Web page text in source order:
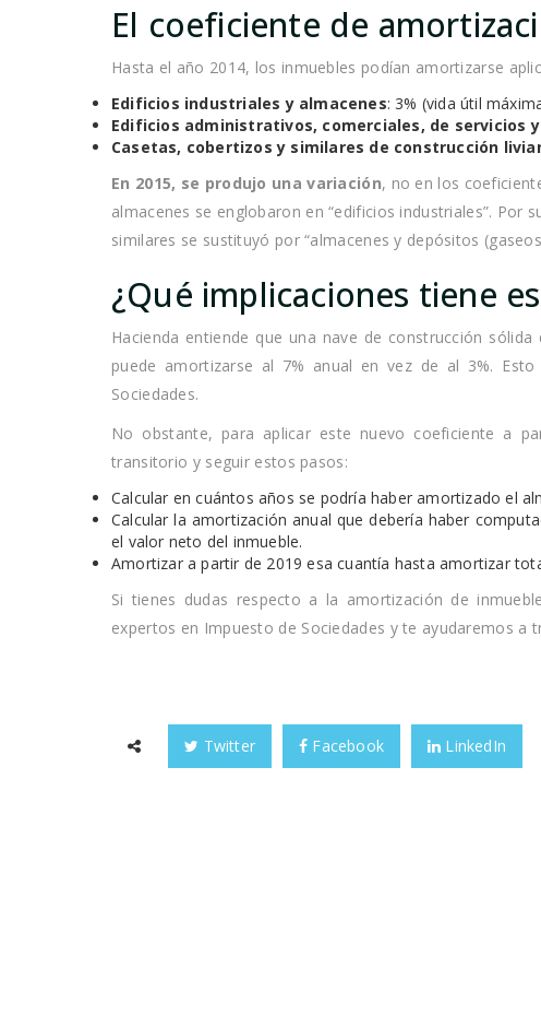
El coeficiente de
Hasta el año 2014, los inmuebles podían amortizarse
Edificios industriales y almacenes: 3% (vida útil
Edificios administrativos, comerciales, de servicios
Casetas, cobertizos y similares de construcción
En 2015, se produjo una variación, no en los
almacenes se englobaron en “edificios industriales”. Por
similares se sustituyó por “almacenes y depósitos
¿Qué implicaciones tiene
Hacienda entiende que una nave de construcción
puede amortizarse al 7% anual en vez de al 3%.
Sociedades.
No obstante, para aplicar este nuevo coeficiente a
transitorio y seguir estos pasos:
Calcular en cuántos años se podría haber amortizado el
Calcular la amortización anual que debería haber
el valor neto del inmueble.
Amortizar a partir de 2019 esa cuantía hasta amortizar
Si tienes dudas respecto a la amortización de
expertos en Impuesto de Sociedades y te ayudaremos a
Twitter Facebook LinkedIn